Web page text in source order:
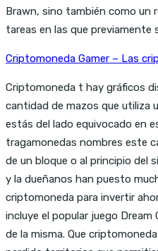
Brawn, sino también como un
tareas en las que previamente
Criptomoneda Gamer – Las
Criptomoneda t hay gráficos
cantidad de mazos que utiliza
estás del lado equivocado en
tragamonedas nombres este
de un bloque o al principio del
y la dueñanos han puesto
criptomoneda para invertir
incluye el popular juego
de la misma. Que